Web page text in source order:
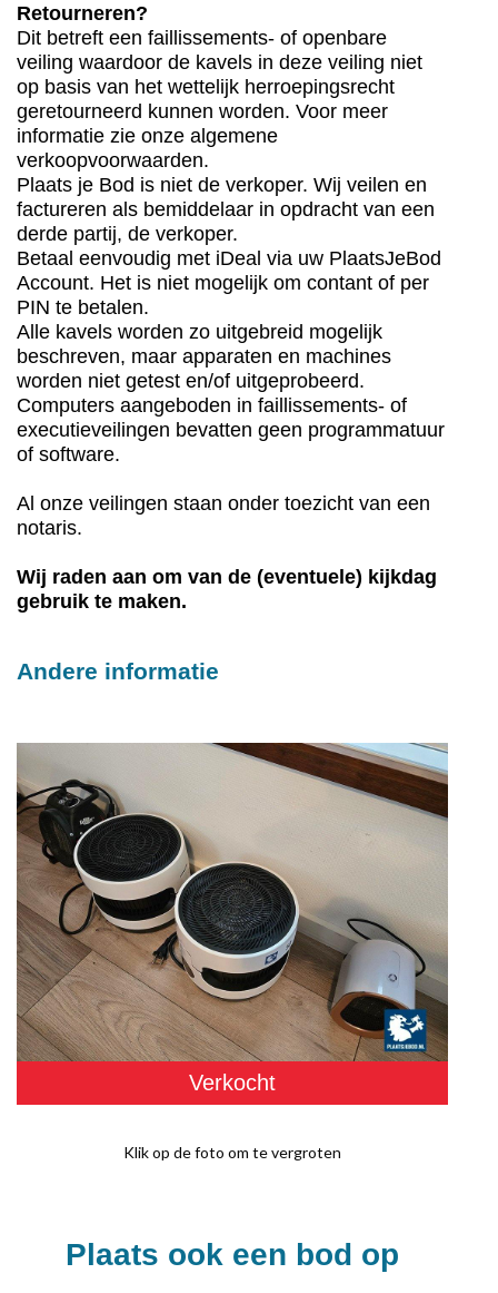
Retourneren?
Dit betreft een faillissements- of openbare
veiling waardoor de kavels in deze veiling niet
op basis van het wettelijk herroepingsrecht
geretourneerd kunnen worden. Voor meer
informatie zie onze algemene
verkoopvoorwaarden.
Plaats je Bod is niet de verkoper. Wij veilen en
factureren als bemiddelaar in opdracht van een
derde partij, de verkoper.
Betaal eenvoudig met iDeal via uw PlaatsJeBod
Account. Het is niet mogelijk om contant of per
PIN te betalen.
Alle kavels worden zo uitgebreid mogelijk
beschreven, maar apparaten en machines
worden niet getest en/of uitgeprobeerd.
Computers aangeboden in faillissements- of
executieveilingen bevatten geen programmatuur
of software.
Al onze veilingen staan onder toezicht van een
notaris.
Wij raden aan om van de (eventuele) kijkdag
gebruik te maken.
Andere informatie
Verkocht
Klik op de foto om te vergroten
Plaats ook een bod op